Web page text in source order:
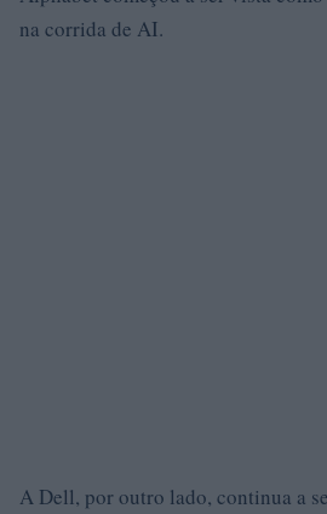
na corrida de AI.
A Dell, por outro lado, continua a